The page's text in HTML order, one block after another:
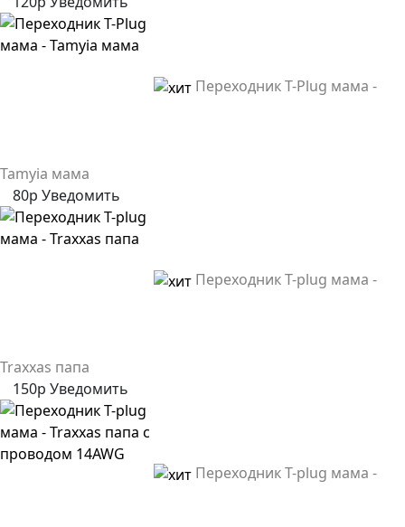
Переходник T-Plug мама -
Tamyia мама
80р Уведомить
Переходник T-plug мама -
Traxxas папа
150р Уведомить
Переходник T-plug мама -